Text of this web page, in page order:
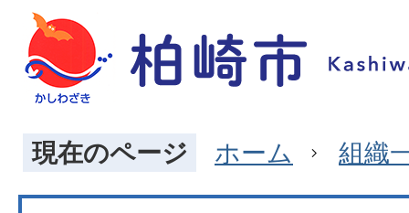
現在のページ ホーム 組織